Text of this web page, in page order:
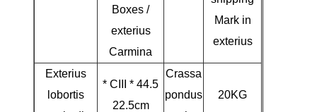
Boxes /
exterius
Carmina
Mark in
exterius
Exterius
lobortis
* CIII * 44.5
22.5cm
Crassa
pondus
20KG